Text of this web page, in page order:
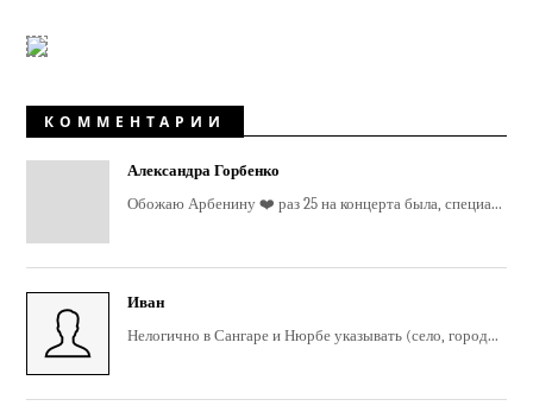
КОММЕНТАРИИ
Александра Горбенко
Обожаю Арбенину ❤️ раз 25 на концерта была, специа...
Иван
Нелогично в Сангаре и Нюрбе указывать (село, город...